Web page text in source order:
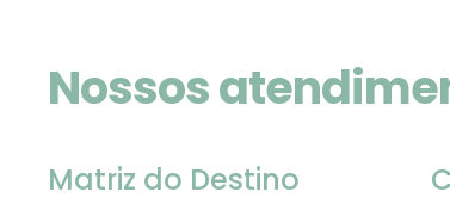
Nossos
Matriz do Destino